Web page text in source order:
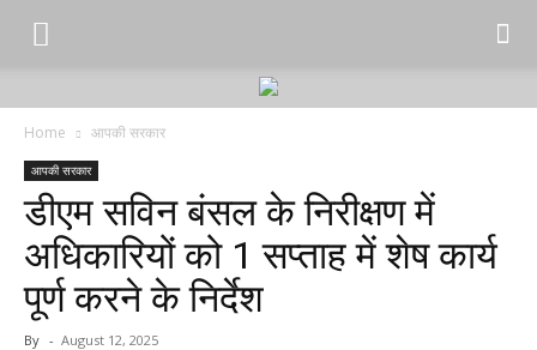
Home आपकी सरकार
आपकी सरकार
डीएम सविन बंसल के निरीक्षण में
अधिकारियों को 1 सप्ताह में शेष कार्य
पूर्ण करने के निर्देश
By - August 12, 2025